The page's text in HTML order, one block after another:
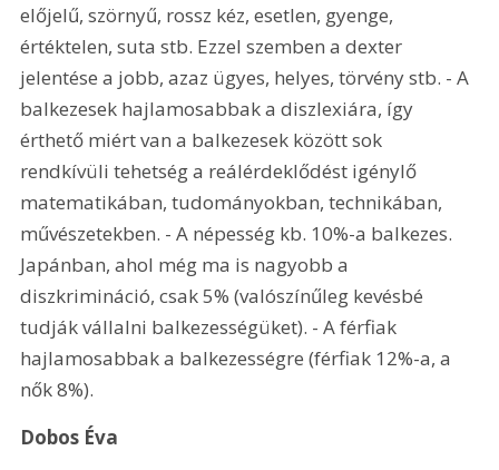
előjelű, szörnyű, rossz kéz, esetlen, gyenge,
értéktelen, suta stb. Ezzel szemben a dexter
jelentése a jobb, azaz ügyes, helyes, törvény stb. - A
balkezesek hajlamosabbak a diszlexiára, így
érthető miért van a balkezesek között sok
rendkívüli tehetség a reálérdeklődést igénylő
matematikában, tudományokban, technikában,
művészetekben. - A népesség kb. 10%-a balkezes.
Japánban, ahol még ma is nagyobb a
diszkrimináció, csak 5% (valószínűleg kevésbé
tudják vállalni balkezességüket). - A férfiak
hajlamosabbak a balkezességre (férfiak 12%-a, a
nők 8%).
Dobos Éva